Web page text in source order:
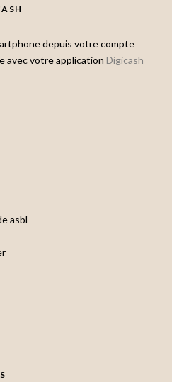
depuis votre compte
avec votre application Digicash
asbl